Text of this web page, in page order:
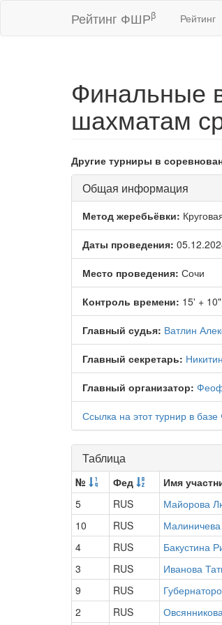
Рейтинг ФШРβ Рейтинг
Финальные
шахматам
Другие турниры в
Общая информация
Метод жеребьёвки:
Даты проведения:
Место проведения: Сочи
Контроль времени: 15' +
Главный судья: Ватлин
Главный секретарь:
Главный организатор:
Ссылка на этот турнир в
Таблица
№ Фед Имя
5
RUS Майорова
10
RUS
4
RUS Бакустина
3
RUS Иванова
9
RUS
2
RUS